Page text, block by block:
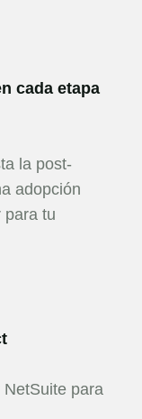
cada etapa
la post-
adopción
para tu
para